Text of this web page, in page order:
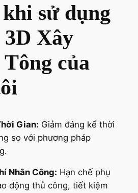
sử dụng
Xây
của
Gian: Giảm đáng kể thời
so với phương pháp
Nhân Công: Hạn chế phụ
động thủ công, tiết kiệm